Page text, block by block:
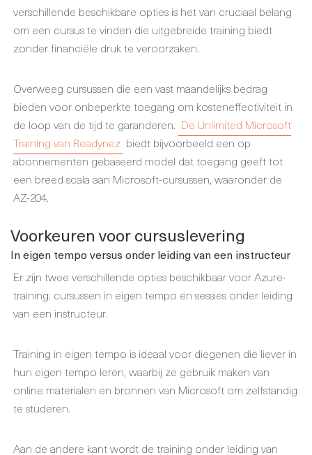
verschillende beschikbare opties is het van cruciaal belang
om een cursus te vinden die uitgebreide training biedt
zonder financiële druk te veroorzaken.
Overweeg cursussen die een vast maandelijks bedrag
bieden voor onbeperkte toegang om kosteneffectiviteit in
de loop van de tijd te garanderen. De Unlimited Microsoft
Training van Readynez biedt bijvoorbeeld een op
abonnementen gebaseerd model dat toegang geeft tot
een breed scala aan Microsoft-cursussen, waaronder de
AZ-204.
Voorkeuren voor cursuslevering
In eigen tempo versus onder leiding van een instructeur
Er zijn twee verschillende opties beschikbaar voor Azure-
training: cursussen in eigen tempo en sessies onder leiding
van een instructeur.
Training in eigen tempo is ideaal voor diegenen die liever in
hun eigen tempo leren, waarbij ze gebruik maken van
online materialen en bronnen van Microsoft om zelfstandig
te studeren.
Aan de andere kant wordt de training onder leiding van